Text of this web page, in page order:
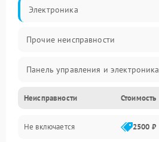
Электроника
Прочие неисправности
Панель управления и электроника
Дверца и корпус
Механика и внутренние элементы
Неисправности Стоимость
Не включается 2500 ₽